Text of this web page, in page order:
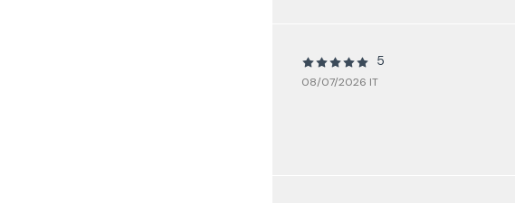
5
08/07/2026 IT